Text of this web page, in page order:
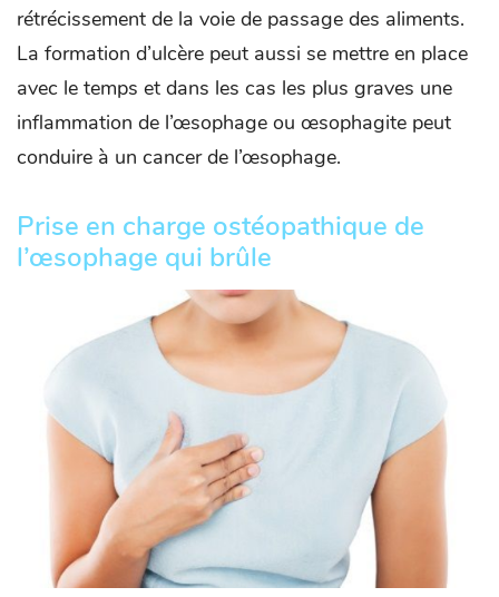
rétrécissement de la voie de passage des aliments.
La formation d’ulcère peut aussi se mettre en place
avec le temps et dans les cas les plus graves une
inflammation de l’œsophage ou œsophagite peut
conduire à un cancer de l’œsophage.
Prise en charge ostéopathique de
l’œsophage qui brûle